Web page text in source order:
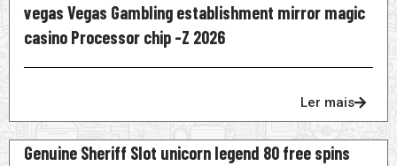
vegas Vegas Gambling establishment mirror magic
casino Processor chip -Z 2026
Ler mais
Genuine Sheriff Slot unicorn legend 80 free spins